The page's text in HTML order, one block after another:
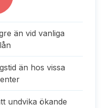
än vid vanliga
än hos vissa
undvika ökande